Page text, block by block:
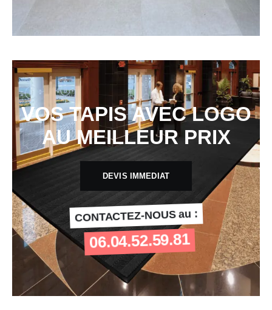
VOS TAPIS AVEC LOGO
AU MEILLEUR PRIX
DEVIS IMMEDIAT
CONTACTEZ-NOUS au :
06.04.52.59.81